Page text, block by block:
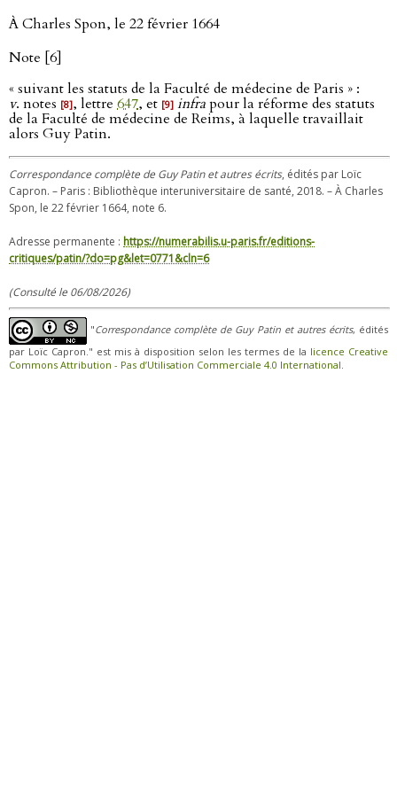
À Charles Spon, le 22 février 1664
Note [6]
« suivant les statuts de la Faculté de médecine de Paris » :
v. notes [8], lettre 647, et [9] infrapour la réforme des statuts
de la Faculté de médecine de Reims, à laquelle travaillait
alors Guy Patin.
Correspondance complète de Guy Patin et autres écrits, édités par Loïc
Capron. – Paris : Bibliothèque interuniversitaire de santé, 2018. – À Charles
Spon, le 22 février 1664, note 6.
Adresse permanente : https://numerabilis.u-paris.fr/editions-
critiques/patin/?do=pg&let=0771&cln=6
(Consulté le 06/08/2026)
"Correspondance complète de Guy Patin et autres écrits, édités
par Loïc Capron." est mis à disposition selon les termes de la licence Creative
Commons Attribution - Pas d’Utilisation Commerciale 4.0 International.